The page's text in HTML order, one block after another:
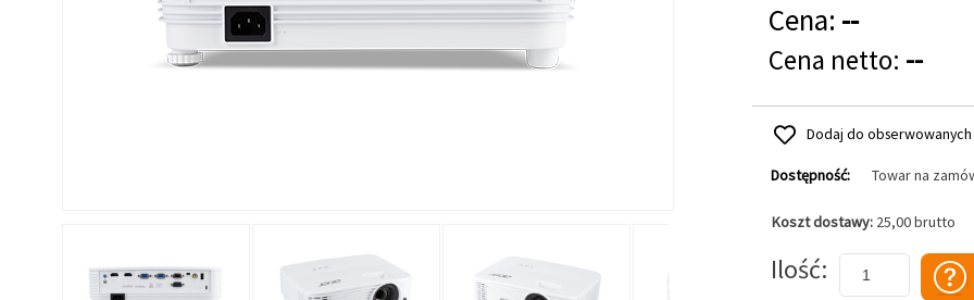
Cena: --
Cena netto: --
Dodaj do obserwowanych
Dostępność: Towar na
Koszt dostawy: 25,00 brutto
Ilość